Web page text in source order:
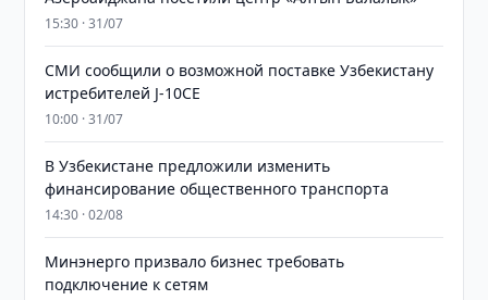
15:30 · 31/07
СМИ сообщили о возможной поставке Узбекистану
истребителей J-10CE
10:00 · 31/07
В Узбекистане предложили изменить
финансирование общественного транспорта
14:30 · 02/08
Минэнерго призвало бизнес требовать
подключение к сетям